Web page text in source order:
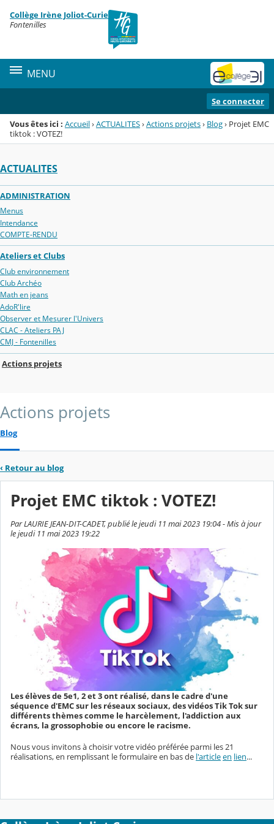
Menu de la rubrique
Contenu
Collège Irène Joliot-Curie
Fontenilles
MENU
Se connecter
Vous êtes ici : Accueil›ACTUALITES›Actions projets› Blog› Projet EMC
tiktok : VOTEZ!
ACTUALITES
ADMINISTRATION
Menus
Intendance
COMPTE-RENDU
Ateliers et Clubs
Club environnement
Club Archéo
Math en jeans
AdoR'lire
Observer et Mesurer l'Univers
CLAC - Ateliers PAJ
CMJ - Fontenilles
Actions projets
Actions projets
Blog
‹ Retour au blog
Projet EMC tiktok : VOTEZ!
Par LAURIE JEAN-DIT-CADET, publié le jeudi 11 mai 2023 19:04 - Mis à jour
le jeudi 11 mai 2023 19:22
Les élèves de 5e1, 2 et 3 ont réalisé, dans le cadre d'une
séquence d'EMC sur les réseaux sociaux, des vidéos Tik Tok sur
différents thèmes comme le harcèlement, l'addiction aux
écrans, la grossophobie ou encore le racisme.
Nous vous invitons à choisir votre vidéo préférée parmi les 21
réalisations, en remplissant le formulaire en bas de l'articleen lien...